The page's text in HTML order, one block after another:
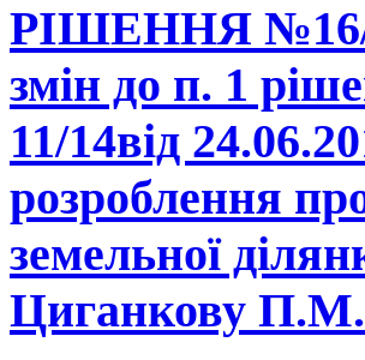
РІШЕННЯ №16/
змін до п. 1
11/14від
розроблення
земельної
Циганкову